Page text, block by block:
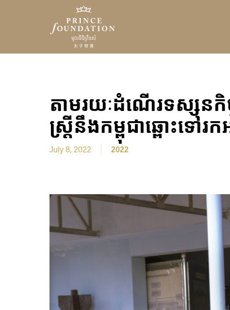
Prince
តាមរយៈដំណើរទស្សន
ស្ត្រីនឹងកម្ពុជាឆ្ពោះទៅរ
July 8, 2022 2022